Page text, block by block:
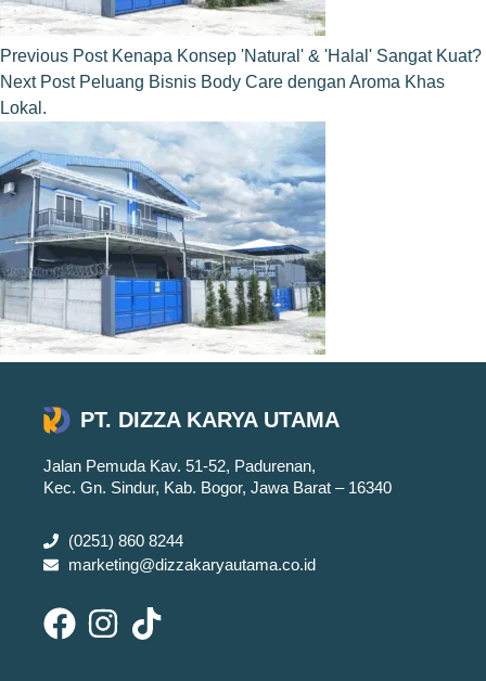
Previous Post Kenapa Konsep 'Natural' & 'Halal' Sangat Kuat?
Next Post Peluang Bisnis Body Care dengan Aroma Khas
Lokal.
PT. DIZZA KARYA UTAMA
Jalan Pemuda Kav. 51-52, Padurenan,
Kec. Gn. Sindur, Kab. Bogor, Jawa Barat – 16340
(0251) 860 8244
marketing@dizzakaryautama.co.id